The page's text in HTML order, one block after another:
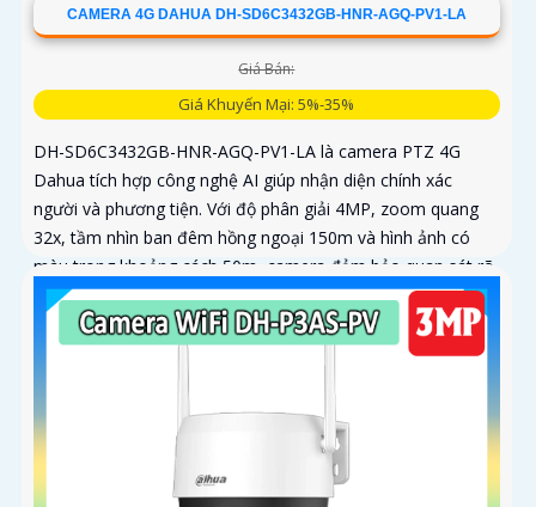
CAMERA 4G DAHUA DH-SD6C3432GB-HNR-AGQ-PV1-LA
Giá Bán:
Giá Khuyến Mại: 5%-35%
DH-SD6C3432GB-HNR-AGQ-PV1-LA là camera PTZ 4G
Dahua tích hợp công nghệ AI giúp nhận diện chính xác
người và phương tiện. Với độ phân giải 4MP, zoom quang
32x, tầm nhìn ban đêm hồng ngoại 150m và hình ảnh có
màu trong khoảng cách 50m, camera đảm bảo quan sát rõ
nét 24/7